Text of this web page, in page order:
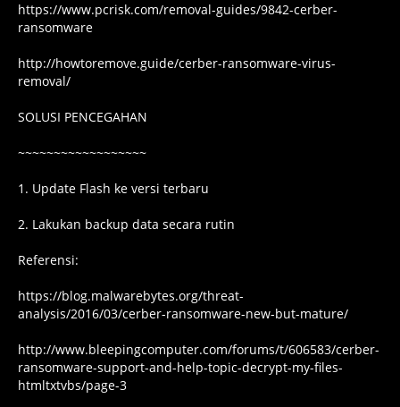
https://www.pcrisk.com/removal-guides/9842-cerber-
ransomware
http://howtoremove.guide/cerber-ransomware-virus-
removal/
SOLUSI PENCEGAHAN
~~~~~~~~~~~~~~~~~~
1. Update Flash ke versi terbaru
2. Lakukan backup data secara rutin
Referensi:
https://blog.malwarebytes.org/threat-
analysis/2016/03/cerber-ransomware-new-but-mature/
http://www.bleepingcomputer.com/forums/t/606583/cerber-
ransomware-support-and-help-topic-decrypt-my-files-
htmltxtvbs/page-3